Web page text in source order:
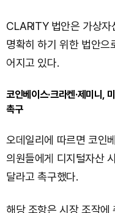
CLARITY 법안은 가상
명확히 하기 위한 법안으
어지고 있다.
코인베이스·크라켄·제미니,
촉구
오데일리에 따르면 코인
의원들에게 디지털자산
달라고 촉구했다.
해당 조항은 시장 조작에